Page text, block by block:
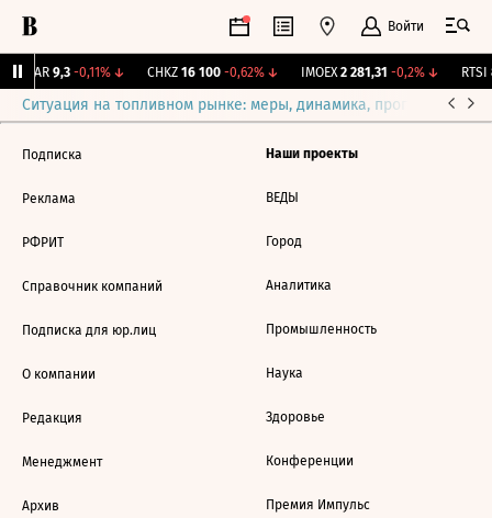
Войти
UTAR 9,3 -0,11%↓ CHKZ 16 100 -0,62%↓ IMOEX 2 281,31 -0,2%↓ RTSI
Ситуация на топливном рынке: меры, динамика, прогнозы
Подписка
Реклама
РФРИТ
Справочник компаний
Подписка для юр.лиц
О компании
Редакция
Менеджмент
Архив
Наши проекты
ВЕДЫ
Город
Аналитика
Промышленность
Наука
Здоровье
Конференции
Премия Импульс